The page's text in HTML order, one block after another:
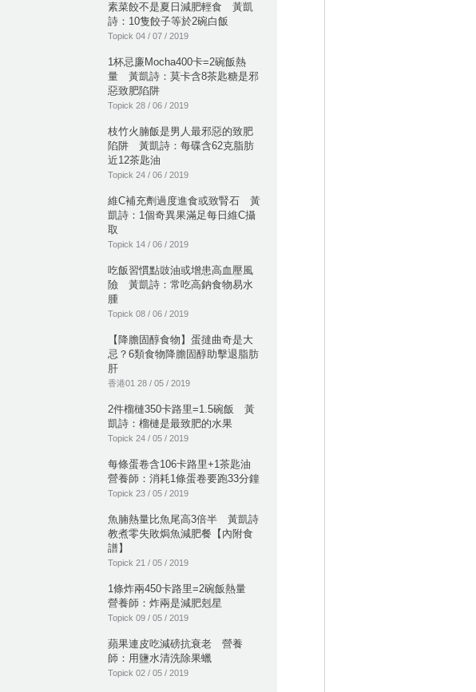
素菜餃不是夏日減肥輕食 黃凱
詩：10隻餃子等於2碗白飯
Topick 04 / 07 / 2019
1杯忌廉Mocha400卡=2碗飯熱
量 黃凱詩：莫卡含8茶匙糖是邪
惡致肥陷阱
Topick 28 / 06 / 2019
枝竹火腩飯是男人最邪惡的致肥
陷阱 黃凱詩：每碟含62克脂肪
近12茶匙油
Topick 24 / 06 / 2019
維C補充劑過度進食或致腎石 黃
凱詩：1個奇異果滿足每日維C攝
取
Topick 14 / 06 / 2019
吃飯習慣點豉油或增患高血壓風
險 黃凱詩：常吃高鈉食物易水
腫
Topick 08 / 06 / 2019
【降膽固醇食物】蛋撻曲奇是大
忌？6類食物降膽固醇助擊退脂肪
肝
香港01 28 / 05 / 2019
2件榴槤350卡路里=1.5碗飯 黃
凱詩：榴槤是最致肥的水果
Topick 24 / 05 / 2019
每條蛋卷含106卡路里+1茶匙油
營養師：消耗1條蛋卷要跑33分鐘
Topick 23 / 05 / 2019
魚腩熱量比魚尾高3倍半 黃凱詩
教煮零失敗焗魚減肥餐【內附食
譜】
Topick 21 / 05 / 2019
1條炸兩450卡路里=2碗飯熱量
營養師：炸兩是減肥剋星
Topick 09 / 05 / 2019
蘋果連皮吃減磅抗衰老 營養
師：用鹽水清洗除果蠟
Topick 02 / 05 / 2019